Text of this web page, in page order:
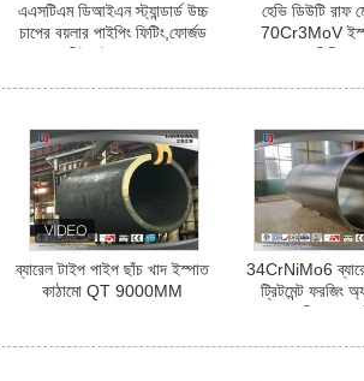
এএসটিএম ডিআইএন স্ট্যান্ডার্ড উচ্চ
চাপের বয়লার পাইপিং ফিটিং,ফোর্জড
টিউব উচ্চ মানের
হেভি ডিউটি ​​রাফ
70Cr3MoV
সিলিন্ডার
ব্যারেল টাইপ পাইপ ছাঁচ খাদ ইস্পাত
কাঠামো QT 9000MM
34CrNiMo6
ট্রিটমেন্ট ফরজিং
ফরজিং রাফ